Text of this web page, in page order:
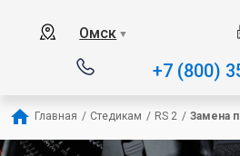
Омск ▼
+7 (800)
Главная / Стедикам / RS 2 / Замена